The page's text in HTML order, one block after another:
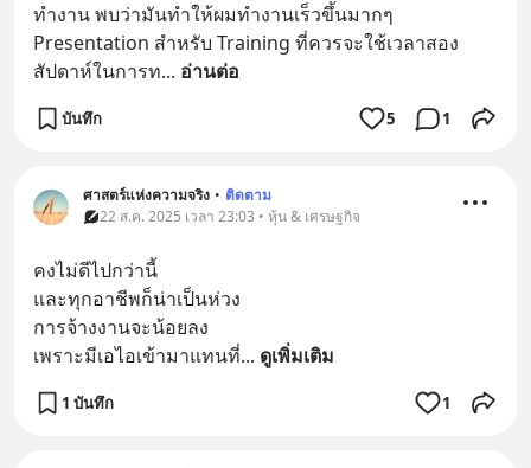
ทำงาน พบว่ามันทำให้ผมทำงานเร็วขึ้นมากๆ
Presentation สำหรับ Training ที่ควรจะใช้เวลาสอง
สัปดาห์ในการท... อ่านต่อ
บันทึก 5 1
ศาสตร์แห่งความจริง • ติดตาม
22 ส.ค. 2025 เวลา 23:03 • หุ้น & เศรษฐกิจ
คงไม่ดีไปกว่านี้
และทุกอาชีพก็น่าเป็นห่วง
การจ้างงานจะน้อยลง
เพราะมีเอไอเข้ามาแทนที่... ดูเพิ่มเติม
1 บันทึก 1